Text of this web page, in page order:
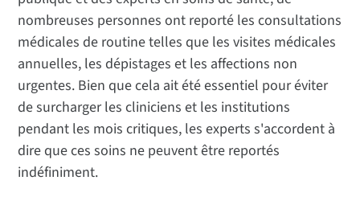
nombreuses personnes ont reporté les consultations
médicales de routine telles que les visites médicales
annuelles, les dépistages et les affections non
urgentes. Bien que cela ait été essentiel pour éviter
de surcharger les cliniciens et les institutions
pendant les mois critiques, les experts s'accordent à
dire que ces soins ne peuvent être reportés
indéfiniment.